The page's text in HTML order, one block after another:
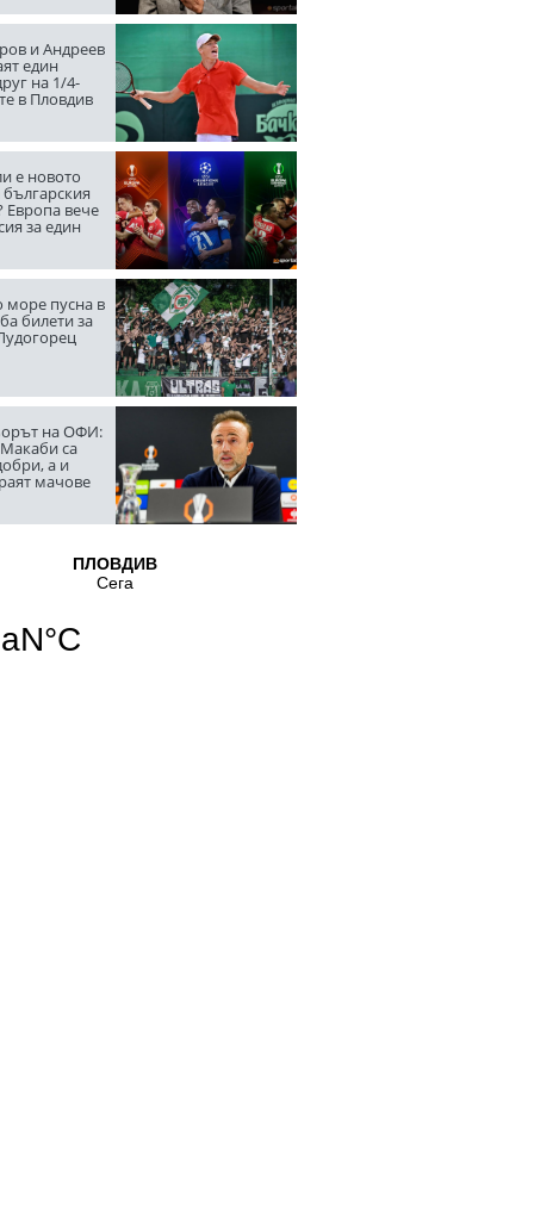
и Андреев
един
на 1/4-
в Пловдив
е новото
Европа вече
за един
море пусна в
билети за
на ОФИ:
са
а и
мачове